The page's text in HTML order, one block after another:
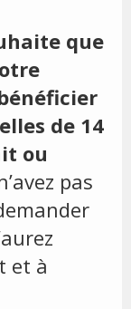
que
de 14
ou
pas
et à